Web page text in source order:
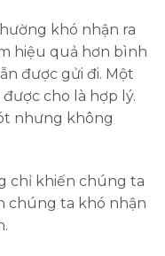
khó nhận ra
hiệu quả hơn bình
được gửi đi. Một
cho là hợp lý.
nhưng không
chỉ khiến chúng ta
chúng ta khó nhận